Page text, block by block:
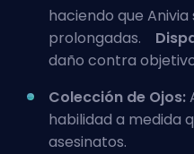
haciendo que
prolongadas.
daño contra
Colección de Ojos:
habilidad a medida
asesinatos.